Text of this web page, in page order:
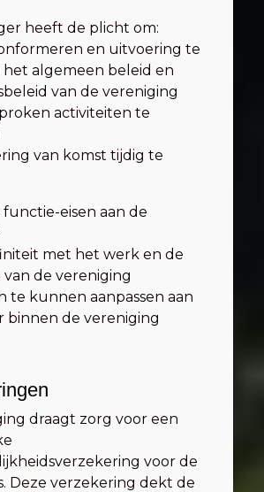
heeft de plicht om:
en uitvoering te
het algemeen beleid en
van de vereniging
activiteiten te
van komst tijdig te
eisen aan de
met het werk en de
de vereniging
te kunnen aanpassen aan
de vereniging
draagt zorg voor een
voor de
Deze verzekering dekt de